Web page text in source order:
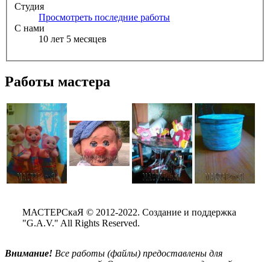
Студия
Просмотреть последние работы
С нами
10 лет 5 месяцев
Работы мастера
МАСТЕРСкаЯ © 2012-2022. Создание и поддержка
"G.A.V." All Rights Reserved.
Внимание! Все работы (файлы) предоставлены для